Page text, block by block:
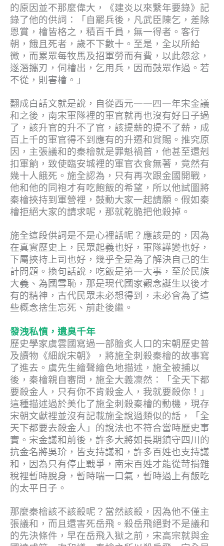
的原因並不那麼偉大，《建炎以來繫年要錄》記
錄了他的供詞：「自罷兵後，凡武臣陳乞，差除
恩賞，檜皆格之，積百千員，無一得者。客行
朝，餓且死者，歲不下數十。至是，全以所給
微，而累眾每牧馬及招軍勞而有費，以此怨忿，
遂潛攜刃，伺檜出，乞用兵，因而鼓眾作過。若
不從，則害檜。 」
翻成白話文就是說，自從西元一一四一年宋金議
和之後，南宋軍隊裡的軍官就再也沒有好日子過
了，該升官的升不了官，該提薪的提不了薪，成
百上千的軍官得不到應有的升遷和賞賜。推究原
因，主張議和的秦檜就是罪魁禍首，他甚至還剋
扣軍餉，致使臨安城裡的軍官衣食無著，竟然有
幾十人餓死。施全認為，只有再次跟金國開戰，
他和他的同袍才有吃飽飯的希望，所以他試圖將
秦檜挾持到軍營裡，鼓動大家一起請願。假如秦
檜拒絕大家的請求呢，那就乾脆把他殺掉。
施全這段供詞是不是心裡話呢？應該是的，因為
在真實歷史上，民眾起義也好，軍隊譁變也好，
下屬挾持上司也好，幾乎全是為了解決自己的生
計問題。換句話說，吃飯是第一大事，至於民族
大義、為國雪恥，那是現代國家觀念誕生以後才
有的精神，古代民眾未必想得到，未必會為了這
些概念捨生忘死、前赴後繼。
發洩私憤，遺臭千年
歷史學家虞雲國寫過一部膾炙人口的宋朝歷史普
及讀物《細說宋朝》，將施全刺殺秦檜的故事寫
了進去。虞先生繪聲繪色地描述，施全被捕以
後，秦檜親自審問，施全大義凜然：「全天下都
要殺金人，只有你不肯殺金人，我就要殺你！
」
這種描述過於美化了施全刺殺秦檜的動機，現存
宋朝文獻裡並沒有記載施全說過類似的話，「全
天下都要去殺金人」的說法也不符合當時歷史事
實。宋金議和前後，許多大將如長期鎮守四川的
抗金名將吳玠，皆支持議和，許多百姓也支持議
和，因為只有停止戰爭，南宋百姓才能從苛捐雜
稅裡暫時脫身，暫時喘一口氣，暫時過上有飯吃
的太平日子。
那麼秦檜該不該殺呢？當然該殺，因為他不僅主
張議和，而且還害死岳飛。殺岳飛絕對不是議和
的先決條件，早在岳飛入獄之前，宋高宗就與金